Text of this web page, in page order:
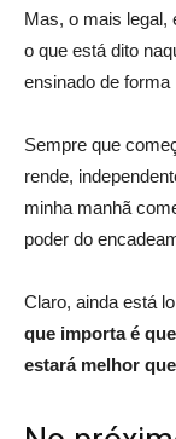
Mas, o mais legal,
o que está dito
ensinado de forma
Sempre que
rende,
minha manhã
poder do
Claro, ainda está
que importa é
estará melhor